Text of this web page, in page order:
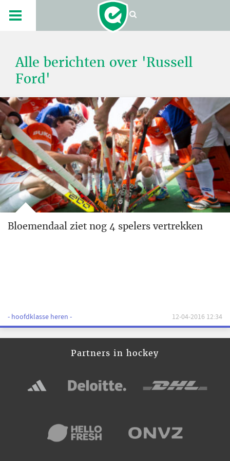
Alle berichten over 'Russell
Ford'
Bloemendaal ziet nog 4 spelers vertrekken
- hoofdklasse heren - 12-04-2016 12:34
Partners in hockey